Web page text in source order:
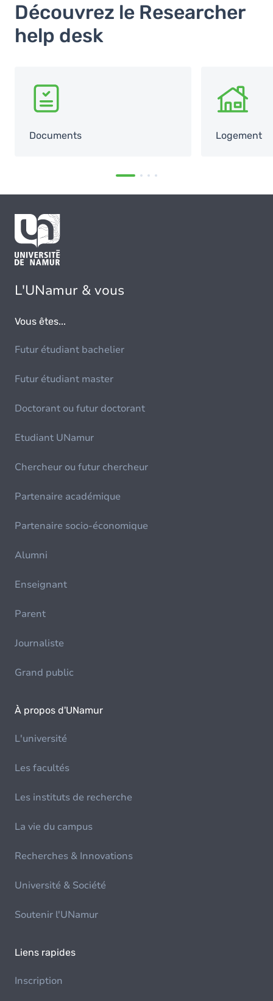
Découvrez le Researcher
help desk
SVG
Documents
SVG
Logement
L'UNamur & vous
Vous êtes...
Futur étudiant bachelier
Futur étudiant master
Doctorant ou futur doctorant
Etudiant UNamur
Chercheur ou futur chercheur
Partenaire académique
Partenaire socio-économique
Alumni
Enseignant
Parent
Journaliste
Grand public
À propos d'UNamur
L'université
Les facultés
Les instituts de recherche
La vie du campus
Recherches & Innovations
Université & Société
Soutenir l'UNamur
Liens rapides
Inscription